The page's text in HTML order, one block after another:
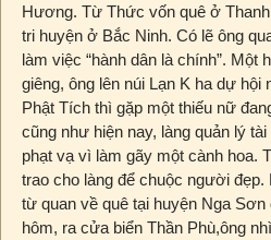
Hương. Từ Thức vốn quê ở
tri huyện ở Bắc Ninh. Có lẽ ông
làm việc “hành dân là chính”. Một
giêng, ông lên núi Lạn K ha dự
Phật Tích thì gặp một thiếu nữ
cũng như hiện nay, làng quản lý
phạt vạ vì làm gãy một cành hoa.
trao cho làng để chuộc người
từ quan về quê tại huyện Nga
hôm, ra cửa biển Thần Phù,ông